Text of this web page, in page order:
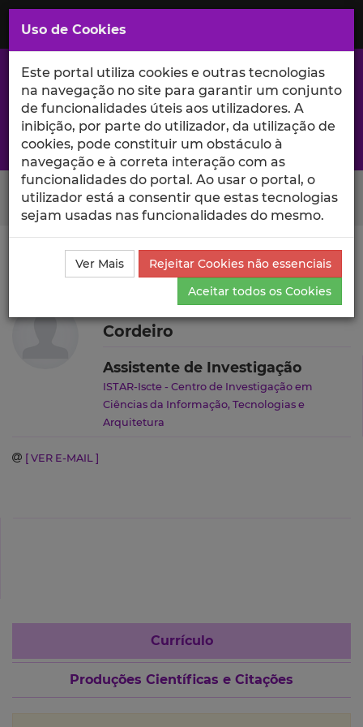
Saltar
para
Conteúdo
Principal
A excelência da investigação e ciência no Iscte
Search Button
Ciência_Iscte Autores
Maria Manuela Santos
Mendes Cordeiro
Currículo
Maria Manuela Santos Mendes
Cordeiro
Assistente de Investigação
ISTAR-Iscte - Centro de Investigação em
Ciências da Informação, Tecnologias e
Arquitetura
[ VER E-MAIL ]
Currículo
Produções Científicas e Citações
Uso de Cookies
Este portal utiliza cookies e outras tecnologias
na navegação no site para garantir um conjunto
de funcionalidades úteis aos utilizadores. A
inibição, por parte do utilizador, da utilização de
cookies, pode constituir um obstáculo à
navegação e à correta interação com as
funcionalidades do portal. Ao usar o portal, o
utilizador está a consentir que estas tecnologias
sejam usadas nas funcionalidades do mesmo.
Ver Mais
Rejeitar Cookies não essenciais
Aceitar todos os Cookies